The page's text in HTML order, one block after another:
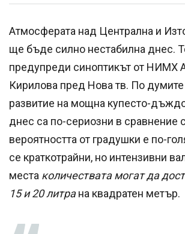
Атмосферата над Централна и
ще бъде силно нестабилна днес.
предупреди синоптикът от НИМХ
Кирилова пред Нова тв. По думите
развитие на мощна купесто-
днес са по-сериозни в сравнение
вероятността от градушки е по-
се краткотрайни, но интензивни
места количествата могат да
15 и 20 литрана квадратен метър.